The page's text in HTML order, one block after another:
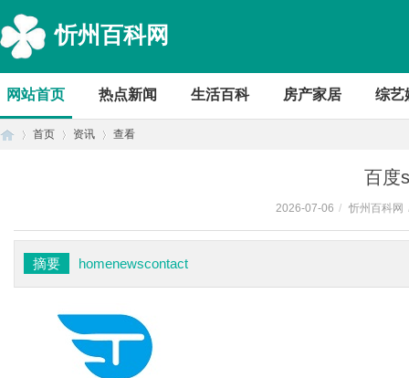
忻州百科网
网站首页 热点新闻 生活百科 房产家居 综艺
首页 资讯 查看
百度
2026-07-06 / 忻州百科网
摘要 homenewscontact